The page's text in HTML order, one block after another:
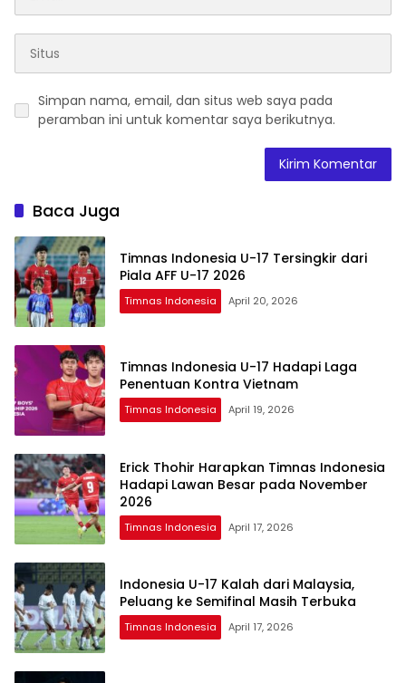
Simpan nama, email, dan situs web saya pada
peramban ini untuk komentar saya berikutnya.
Baca Juga
Timnas Indonesia U-17 Tersingkir dari
Piala AFF U-17 2026
Timnas Indonesia April 20, 2026
Timnas Indonesia U-17 Hadapi Laga
Penentuan Kontra Vietnam
Timnas Indonesia April 19, 2026
Erick Thohir Harapkan Timnas Indonesia
Hadapi Lawan Besar pada November
2026
Timnas Indonesia April 17, 2026
Indonesia U-17 Kalah dari Malaysia,
Peluang ke Semifinal Masih Terbuka
Timnas Indonesia April 17, 2026